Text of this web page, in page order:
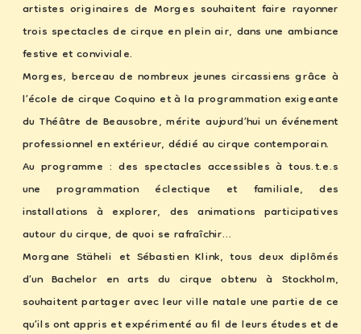
artistes originaires de Morges souhaitent faire rayonner
trois spectacles de cirque en plein air, dans une ambiance
festive et conviviale.
Morges, berceau de nombreux jeunes circassiens grâce à
l’école de cirque Coquino et à la programmation exigeante
du Théâtre de Beausobre, mérite aujourd’hui un événement
professionnel en extérieur, dédié au cirque contemporain.
Au programme : des spectacles accessibles à tous.t.e.s
une programmation éclectique et familiale, des
installations à explorer, des animations participatives
autour du cirque, de quoi se rafraîchir…
Morgane Stäheli et Sébastien Klink, tous deux diplômés
d’un Bachelor en arts du cirque obtenu à Stockholm,
souhaitent partager avec leur ville natale une partie de ce
qu’ils ont appris et expérimenté au fil de leurs études et de